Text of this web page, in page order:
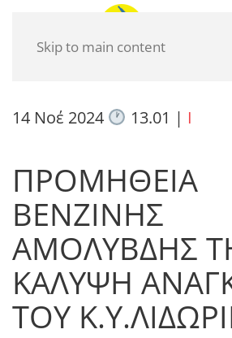
Skip to main content
14 Νοέ 2024 13.01 | I
ΠΡΟΜΗΘΕΙΑ
ΒΕΝΖΙΝΗΣ
ΑΜΟΛΥΒΔΗΣ
ΚΑΛΥΨΗ
ΤΟΥ